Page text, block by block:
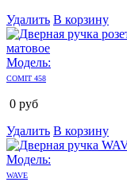
Удалить В корзину
Модель:
COMIT 458
0 руб
Удалить В корзину
Модель:
WAVE